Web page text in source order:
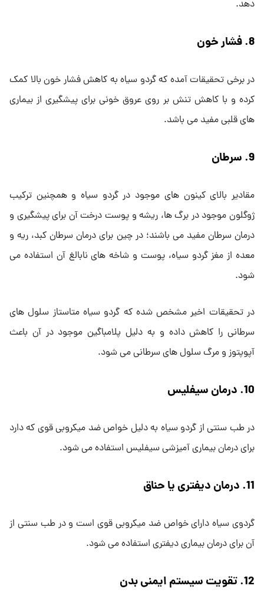
دهد.
8. فشار خون
در برخی تحقیقات آمده که گردو سیاه به کاهش فشار خون بالا کمک
کرده و با کاهش تنش بر روی عروق خونی برای پیشگیری از بیماری
های قلبی مفید می باشد.
9. سرطان
مقادیر بالای کینون های موجود در گردو سیاه و همچنین ترکیب
ژوگلون موجود در برگ ها، ریشه و پوست درخت آن برای پیشگیری و
درمان سرطان مفید می باشند؛ در چین برای درمان سرطان کبد، ریه و
معده از مغز گردو سیاه، پوست و شاخه های نابالغ آن استفاده می
شود.
در تحقیقات اخیر مشخص شده که گردو سیاه متاستاز سلول های
سرطانی را کاهش داده و به دلیل پلامباگین موجود در آن باعث
آپوپتوز و مرگ سلول های سرطانی می شود.
10. درمان سیفلیس
در طب سنتی از گردو سیاه به دلیل خواص ضد میکروبی قوی که دارد
برای درمان بیماری آمیزشی سیفلیس استفاده می شود.
11. درمان دیفتری یا حناق
گردوی سیاه دارای خواص ضد میکروبی قوی است و در طب سنتی از
آن برای درمان بیماری دیفتری استفاده می شود.
12. تقویت سیستم ایمنی بدن